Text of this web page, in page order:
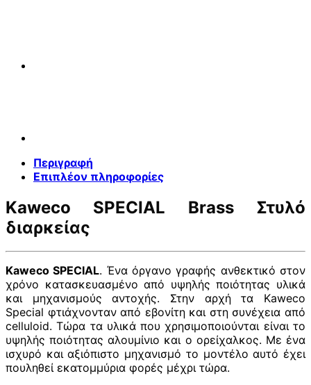
Περιγραφή
Επιπλέον πληροφορίες
Kaweco SPECIAL Brass Στυλό
διαρκείας
Kaweco SPECIAL. Ένα όργανο γραφής ανθεκτικό στον
χρόνο κατασκευασμένο από υψηλής ποιότητας υλικά
και μηχανισμούς αντοχής. Στην αρχή τα Kaweco
Special φτιάχνονταν από εβονίτη και στη συνέχεια από
celluloid. Τώρα τα υλικά που χρησιμοποιούνται είναι το
υψηλής ποιότητας αλουμίνιο και ο ορείχαλκος. Με ένα
ισχυρό και αξιόπιστο μηχανισμό το μοντέλο αυτό έχει
πουληθεί εκατομμύρια φορές μέχρι τώρα.